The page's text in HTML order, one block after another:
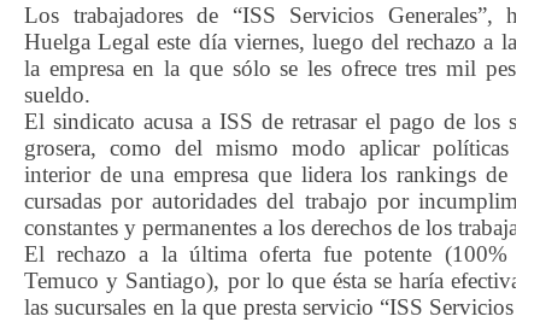
Los trabajadores de “ISS Servicios Generales”,
Huelga Legal este día viernes, luego del rechazo a la
la empresa en la que sólo se les ofrece tres mil
sueldo.
El sindicato acusa a ISS de retrasar el pago de los
grosera, como del mismo modo aplicar políticas
interior de una empresa que lidera los rankings de
cursadas por autoridades del trabajo por
constantes y permanentes a los derechos de los
El rechazo a la última oferta fue potente (100%
Temuco y Santiago), por lo que ésta se haría efectiva
las sucursales en la que presta servicio “ISS Servicios